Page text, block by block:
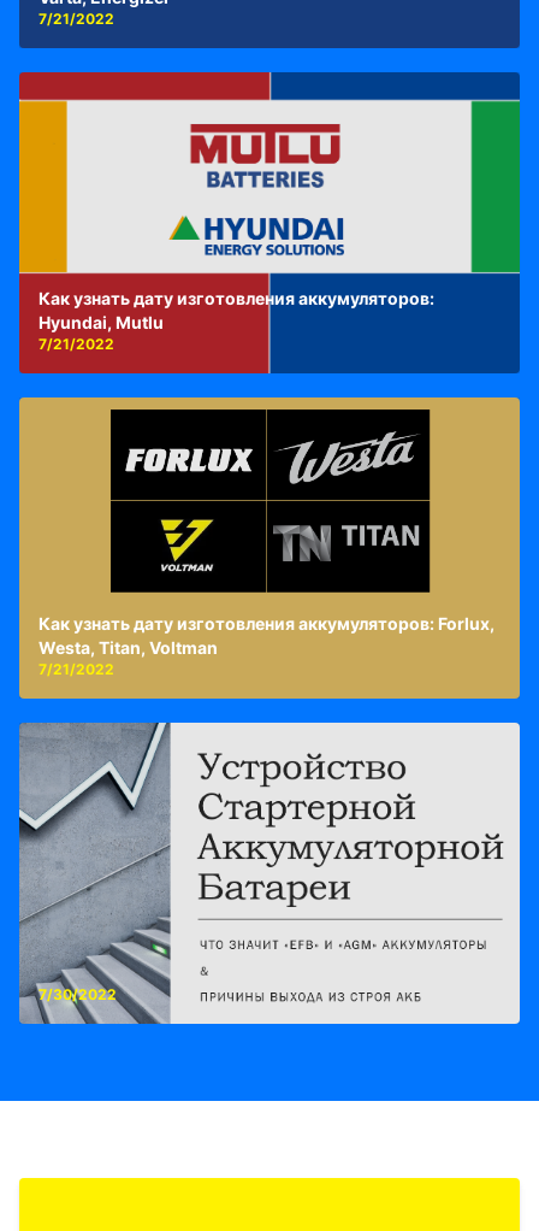
7/21/2022
Как узнать дату изготовления аккумуляторов:
Hyundai, Mutlu
7/21/2022
Как узнать дату изготовления аккумуляторов: Forlux,
Westa, Titan, Voltman
7/21/2022
7/30/2022